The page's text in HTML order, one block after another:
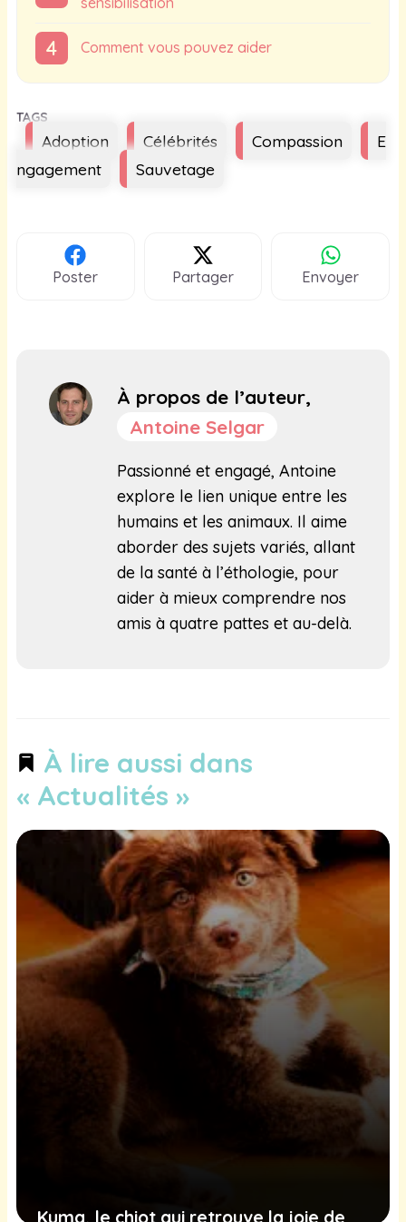
Comment vous pouvez aider
Adoption Célébrités Compassion
E
ngagement
Sauvetage
Poster Partager Envoyer
À propos de l’auteur,
Antoine Selgar
Passionné et engagé, Antoine
explore le lien unique entre les
humains et les animaux. Il aime
aborder des sujets variés, allant
de la santé à l’éthologie, pour
aider à mieux comprendre nos
amis à quatre pattes et au-delà.
À lire aussi dans
« Actualités »
Kuma, le chiot qui retrouve la joie de